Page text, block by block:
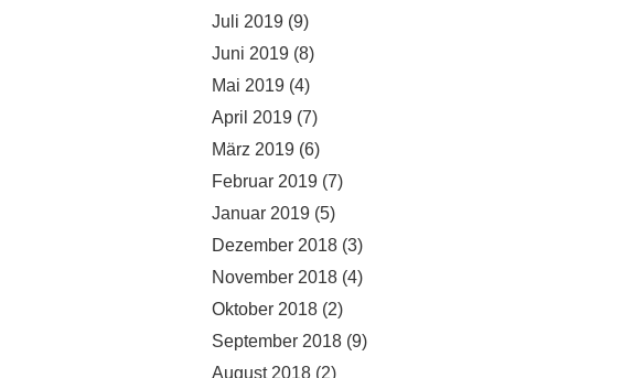
Juli 2019 (9)
Juni 2019 (8)
Mai 2019 (4)
April 2019 (7)
März 2019 (6)
Februar 2019 (7)
Januar 2019 (5)
Dezember 2018 (3)
November 2018 (4)
Oktober 2018 (2)
September 2018 (9)
August 2018 (2)